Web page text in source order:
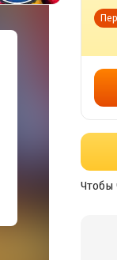
Чтобы